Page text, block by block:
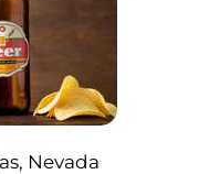
Nevada